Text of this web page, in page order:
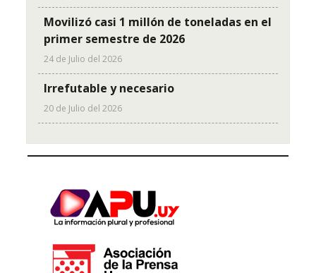
Movilizó casi 1 millón de toneladas en el
primer semestre de 2026
24 de Julio del 2026
Irrefutable y necesario
20 de Julio del 2026